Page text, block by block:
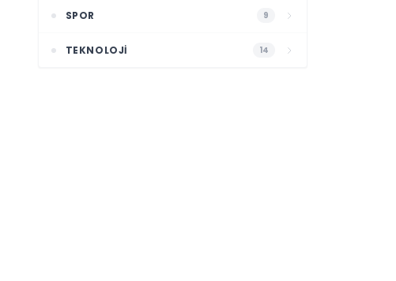
SPOR 9
TEKNOLOJI 14